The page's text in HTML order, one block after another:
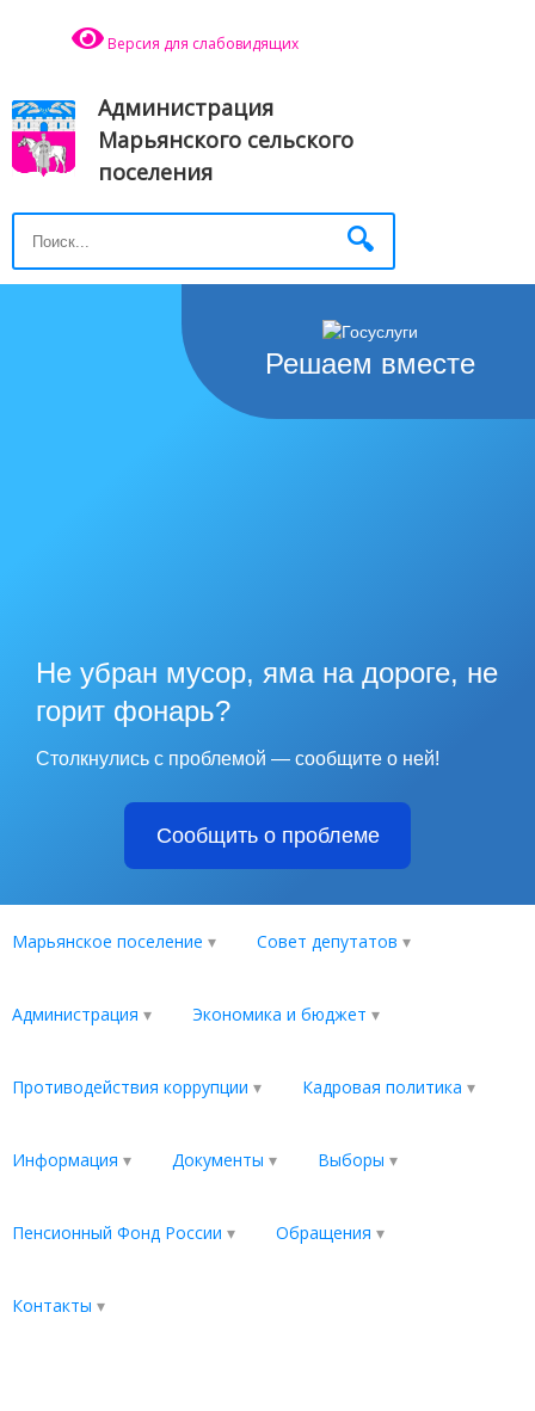
Версия для слабовидящих
Администрация
Марьянского сельского
поселения
Решаем вместе
Не убран мусор, яма на дороге, не
горит фонарь?
Столкнулись с проблемой — сообщите о ней!
Сообщить о проблеме
Марьянское поселение Совет депутатов
Администрация Экономика и бюджет
Противодействия коррупции Кадровая политика
Информация Документы Выборы
Пенсионный Фонд России Обращения
Контакты